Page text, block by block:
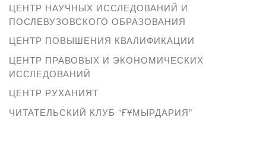
ЦЕНТР НАУЧНЫХ ИССЛЕДОВАНИЙ И
ПОСЛЕВУЗОВСКОГО ОБРАЗОВАНИЯ
ЦЕНТР ПОВЫШЕНИЯ КВАЛИФИКАЦИИ
ЦЕНТР ПРАВОВЫХ И ЭКОНОМИЧЕСКИХ
ИССЛЕДОВАНИЙ
ЦЕНТР РУХАНИЯТ
ЧИТАТЕЛЬСКИЙ КЛУБ “ҒҰМЫРДАРИЯ”